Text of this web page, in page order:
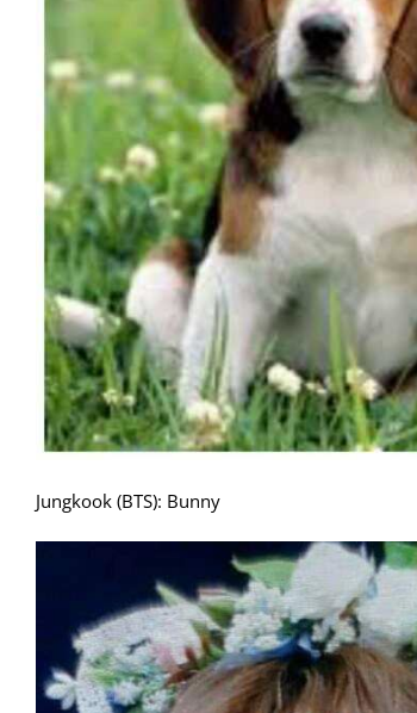
Jungkook (BTS): Bunny